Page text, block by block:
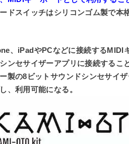
ドスイッチはシリコンゴム製で本
、iPadやPCなどに接続するMIDI
ンセサイザーアプリに接続するこ
製の8ビットサウンドシンセサイ
、利用可能になる。